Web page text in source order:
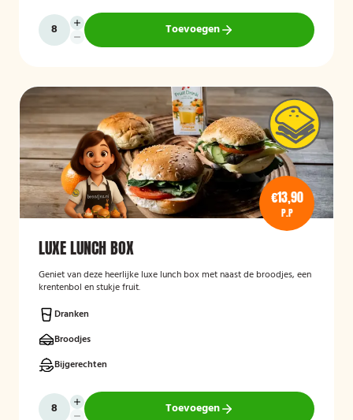
Toevoegen
€13,90
P.P
LUXE LUNCH BOX
Geniet van deze heerlijke luxe lunch box met naast de broodjes, een
krentenbol en stukje fruit.
Dranken
Broodjes
Bijgerechten
Toevoegen